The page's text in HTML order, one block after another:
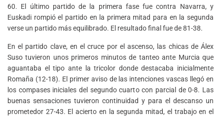
60. El último partido de la primera fase fue contra Navarra, y
Euskadi rompió el partido en la primera mitad para en la segunda
verse un partido más equilibrado. El resultado final fue de 81-38.
En el partido clave, en el cruce por el ascenso, las chicas de Álex
Suso tuvieron unos primeros minutos de tanteo ante Murcia que
aguantaba el tipo ante la tricolor donde destacaba inicialmente
Romaña (12-18). El primer aviso de las intenciones vascas llegó en
los compases iniciales del segundo cuarto con parcial de 0-8. Las
buenas sensaciones tuvieron continuidad y para el descanso un
prometedor 27-43. El acierto en la segunda mitad, el trabajo en el